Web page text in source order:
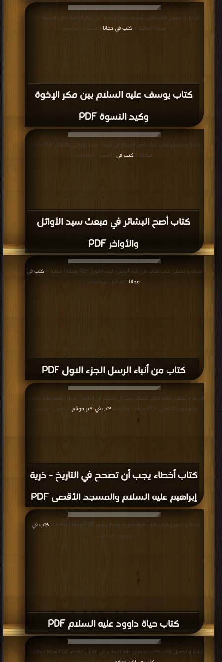
كتاب يوسف عليه السلام بين مكر الإخوة
وكيد النسوة PDF
مجانا | مكتبة > كتب في مجانا | التحميل : مرة/مرات
كتاب أصح البشائر في مبعث سيد الأوائل
والأواخر PDF
قراءة و تحميل كتاب كتاب أصح البشائر في مبعث سيد الأوائل والأواخر PDF مجانا |
مكتبة > كتب في | التحميل : مرة/مرات
كتاب من أنباء الرسل الجزء الاول PDF
قراءة و تحميل كتاب كتاب من أنباء الرسل الجزء الاول PDF مجانا | مكتبة >
كتب في
مجانا | التحميل : مرة/مرات
كتاب أخطاء يجب أن تصحح في التاريخ - ذرية
إبراهيم عليه السلام والمسجد الأقصى PDF
قراءة و تحميل كتاب كتاب أخطاء يجب أن تصحح في التاريخ - ذرية إبراهيم عليه السلام
والمسجد الأقصى PDF مجانا | مكتبة >
كتب في اكبر موقع | التحميل : مرة/مرات
كتاب حياة داوود عليه السلام PDF
قراءة و تحميل كتاب كتاب حياة داوود عليه السلام PDF مجانا | مكتبة > كتب في
التحميل : مرة/مرات
قراءة و تحميل كتاب كتاب سليمان عليه السلام في القرآن الكريم PDF مجانا | مكتبة >